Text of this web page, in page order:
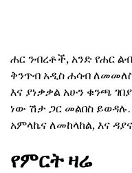
ሐር ንብረቶች, አንድ የሐር
ቅንጥብ አዲስ ሐሳብ
እና ያነቃቃል አሁን ቁንጫ
ነው ሽታ ጋር መልበስ
አምላኬና ለመከላከል, እና
የምርት ዛሬ